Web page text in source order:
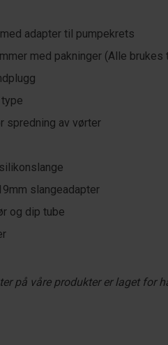
adapter til pumpekrets
med pakninger (Alle
spredning av vørter
slangeadapter
og dip tube
på våre produkter er laget for